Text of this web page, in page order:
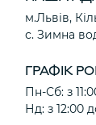
м.Львів,
с. Зимна
ГРАФІК
Пн-Сб: з
Нд: з 12:00